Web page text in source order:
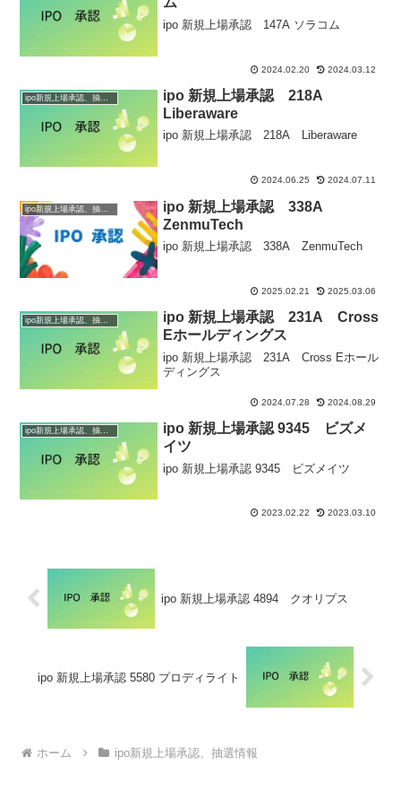
ipo 新規上場承認 147A ソラコム
2024.02.20 2024.03.12
ipo新規上場承認、抽選情報
ipo 新規上場承認 218A
Liberaware
ipo 新規上場承認 218A Liberaware
2024.06.25 2024.07.11
ipo 新規上場承認 338A
ZenmuTech
ipo 新規上場承認 338A ZenmuTech
2025.02.21 2025.03.06
ipo 新規上場承認 231A Cross
Eホールディングス
ipo 新規上場承認 231A Cross Eホール
ディングス
2024.07.28 2024.08.29
ipo新規上場承認、抽選情報
ipo 新規上場承認 9345 ビズメ
イツ
ipo 新規上場承認 9345 ビズメイツ
2023.02.22 2023.03.10
ipo 新規上場承認 4894 クオリプス
ipo 新規上場承認 5580 プロディライト
ホーム ipo新規上場承認、抽選情報